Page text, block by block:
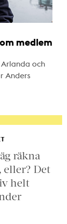
medlem
och
Anders
räkna
eller? Det
helt